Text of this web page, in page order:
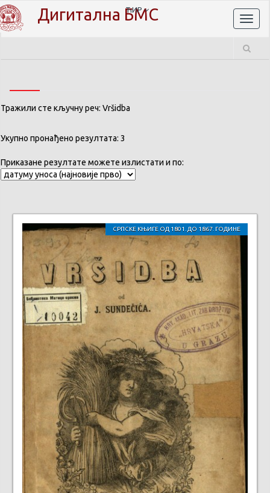
Дигитална БМС
ЋИР
Тражили сте кључну реч: Vršidba
Укупно пронађено резултата: 3
Приказане резултате можете излистати и по:
СРПСКЕ КЊИГЕ ОД 1801. ДО 1867. ГОДИНЕ